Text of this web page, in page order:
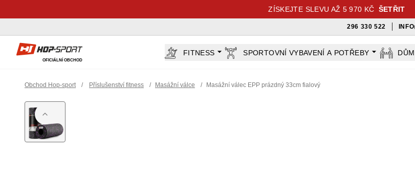
ZÍSKEJTE SLEVU AŽ 5 970 KČ ŠETŘIT
296 330 522
Hop-Sport.cz
OFICIÁLNÍ OBCHOD
FITNESS SPORTOVNÍ VYBAVENÍ A POTŘEBY
Obchod Hop-sport / Příslušenství fitness / Masážní válce / Masážní válec EPP prázdný 33cm fialový